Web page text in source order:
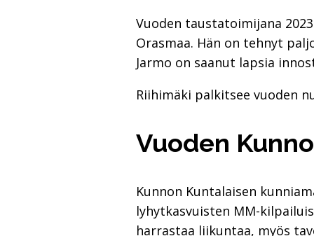
Vuoden taustatoimijana
Orasmaa. Hän on tehnyt
Jarmo on saanut lapsia
Riihimäki palkitsee vuoden
Vuo­den
Kunnon Kuntalaisen
lyhytkasvuisten MM-
harrastaa liikuntaa, myös